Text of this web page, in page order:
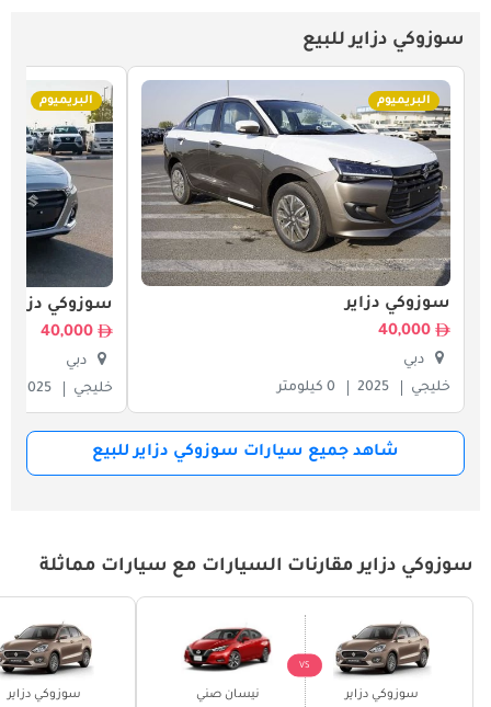
سوزوكي دزاير للبيع
البريميوم
سوزوكي دزاير
40,000
دبي
خليجي
2025 0 كيلومتر
البريميوم
سوزوكي دزاير
40,000
دبي
خليجي
2025
شاهد جميع سيارات سوزوكي دزاير للبيع
سوزوكي دزاير مقارنات السيارات مع سيارات مماثلة
سوزوكي دزاير
VS
نيسان صني سوزوكي دزاير